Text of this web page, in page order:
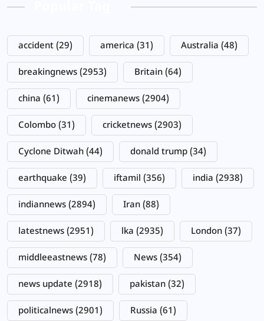
accident (29) america (31) Australia (48)
breakingnews (2953) Britain (64)
china (61) cinemanews (2904)
Colombo (31) cricketnews (2903)
Cyclone Ditwah (44) donald trump (34)
earthquake (39) iftamil (356) india (2938)
indiannews (2894) Iran (88)
latestnews (2951) lka (2935) London (37)
middleeastnews (78) News (354)
news update (2918) pakistan (32)
politicalnews (2901) Russia (61)